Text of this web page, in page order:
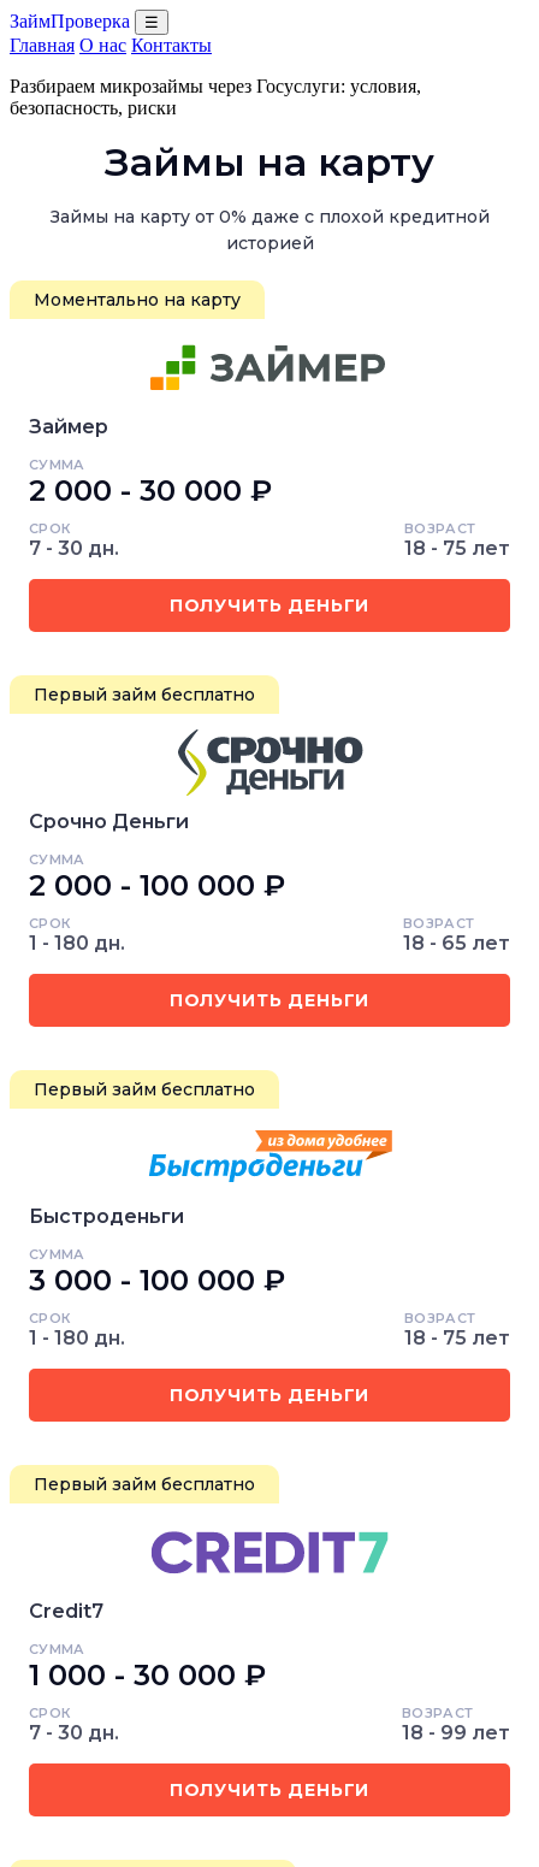
ЗаймПроверка ☰
Главная О нас Контакты
Разбираем микрозаймы через Госуслуги: условия,
безопасность, риски
Займы на карту
Займы на карту от 0% даже с плохой кредитной
историей
Моментально на карту
Займер
СУММА
2 000 - 30 000 ₽
СРОК
7 - 30 дн.
ВОЗРАСТ
18 - 75 лет
ПОЛУЧИТЬ ДЕНЬГИ
Первый займ бесплатно
Срочно Деньги
СУММА
2 000 - 100 000 ₽
СРОК
1 - 180 дн.
ВОЗРАСТ
18 - 65 лет
ПОЛУЧИТЬ ДЕНЬГИ
Первый займ бесплатно
Быстроденьги
СУММА
3 000 - 100 000 ₽
СРОК
1 - 180 дн.
ВОЗРАСТ
18 - 75 лет
ПОЛУЧИТЬ ДЕНЬГИ
Первый займ бесплатно
Credit7
СУММА
1 000 - 30 000 ₽
СРОК
7 - 30 дн.
ВОЗРАСТ
18 - 99 лет
ПОЛУЧИТЬ ДЕНЬГИ